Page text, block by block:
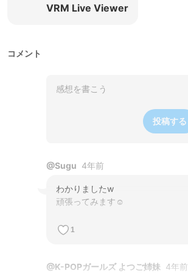
VRM Live Viewer
コメント
投稿する
@Sugu 4年前
わかりましたw
頑張ってみます☺️
1
@K-POPガールズ よつご姉妹 4年前